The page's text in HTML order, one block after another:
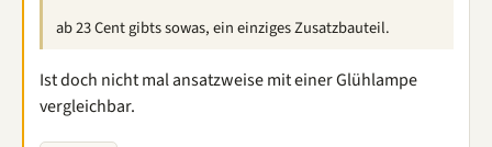
ab 23 Cent gibts sowas, ein einziges Zusatzbauteil.
Ist doch nicht mal ansatzweise mit einer Glühlampe
vergleichbar.